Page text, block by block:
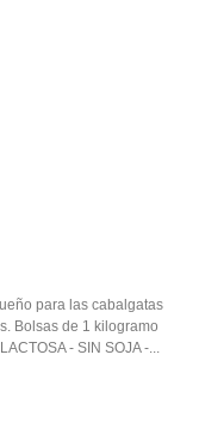
para las cabalgatas
Bolsas de 1 kilogramo
- SIN SOJA -...